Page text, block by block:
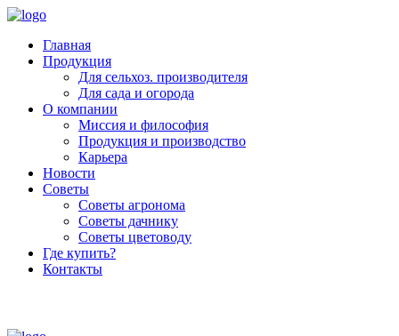
Главная
Продукция
Для сельхоз. производителя
Для сада и огорода
О компании
Миссия и философия
Продукция и производство
Карьера
Новости
Советы
Советы агронома
Советы дачнику
Советы цветоводу
Где купить?
Контакты